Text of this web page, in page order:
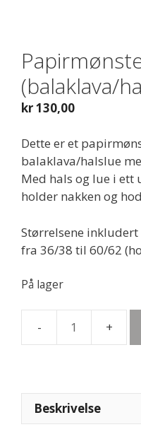
(balaklava/
kr130,00
Dette er et
balaklava/halslue
Med hals og lue i
holder nakken og
Størrelsene
fra 36/38 til 60/62
På lager
Beskrivelse